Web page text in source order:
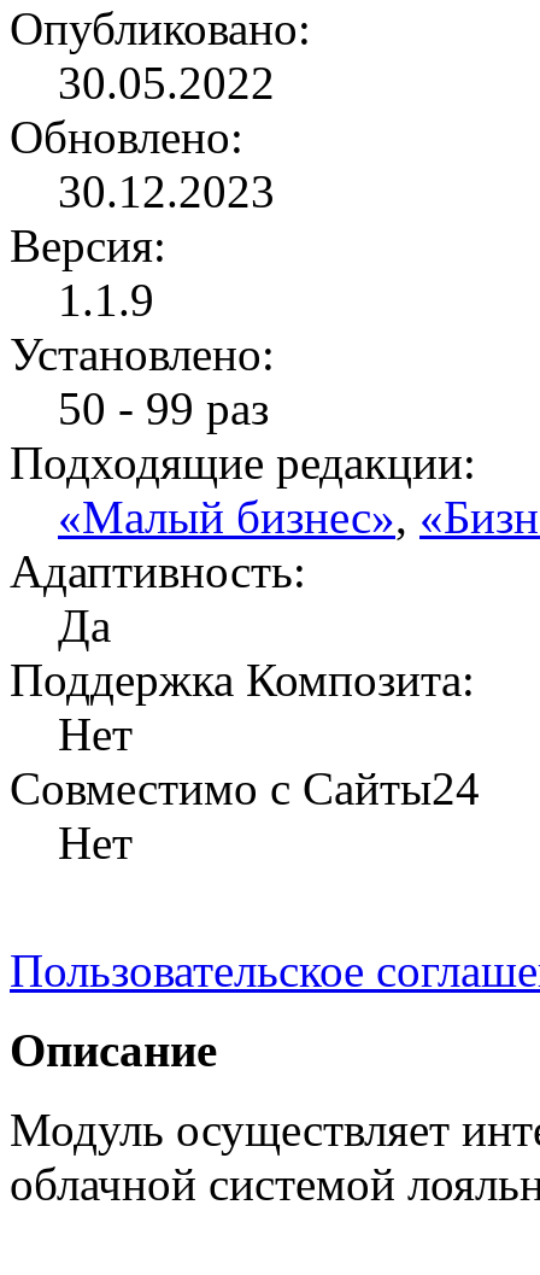
Опубликовано:
30.05.2022
Обновлено:
30.12.2023
Версия:
1.1.9
Установлено:
50 - 99 раз
Подходящие редакции:
«Малый бизнес»,
Адаптивность:
Да
Поддержка Композита:
Нет
Совместимо с Сайты24
Нет
Пользовательское
Описание
Модуль осуществляет
облачной системой